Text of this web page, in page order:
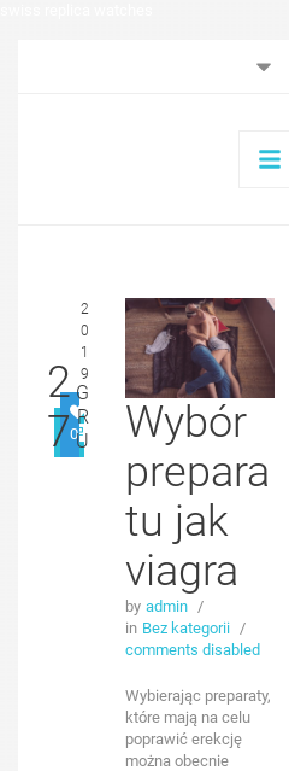
0
2
7
2
0
1
9
G
R
U
Wybór
prepara
tu jak
viagra
by admin /
in Bez kategorii /
comments disabled
Wybierając preparaty,
które mają na celu
poprawić erekcję
można obecnie